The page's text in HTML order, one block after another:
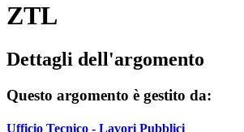
ZTL
Dettagli dell'argomento
Questo argomento è gestito da:
Ufficio Tecnico - Lavori Pubblici